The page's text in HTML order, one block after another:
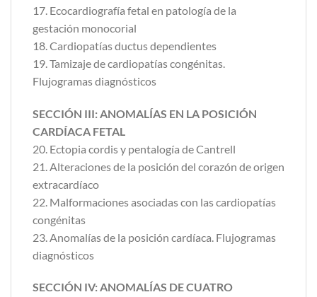
17. Ecocardiografía fetal en patología de la
gestación monocorial
18. Cardiopatías ductus dependientes
19. Tamizaje de cardiopatías congénitas.
Flujogramas diagnósticos
SECCIÓN III: ANOMALÍAS EN LA POSICIÓN
CARDÍACA FETAL
20. Ectopia cordis y pentalogía de Cantrell
21. Alteraciones de la posición del corazón de origen
extracardíaco
22. Malformaciones asociadas con las cardiopatías
congénitas
23. Anomalías de la posición cardíaca. Flujogramas
diagnósticos
SECCIÓN IV: ANOMALÍAS DE CUATRO